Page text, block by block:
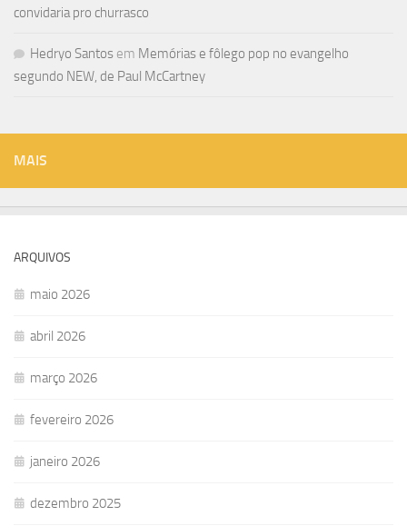
convidaria pro churrasco
Hedryo Santos em Memórias e fôlego pop no evangelho
segundo NEW, de Paul McCartney
MAIS
ARQUIVOS
maio 2026
abril 2026
março 2026
fevereiro 2026
janeiro 2026
dezembro 2025